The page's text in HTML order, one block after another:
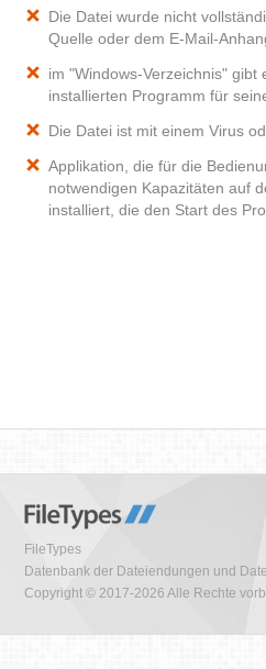
Die Datei wurde nicht
Quelle oder dem E-Mail-
im "Windows-Verzeichnis"
installierten Programm für
Die Datei ist mit einem Virus
Applikation, die für die
notwendigen Kapazitäten auf
installiert, die den Start des
FileTypes
Datenbank der Dateiendungen und
Copyright © 2017-2026 Alle Rechte